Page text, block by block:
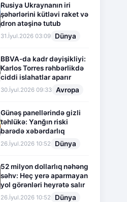
Rusiya Ukraynanın iri
şəhərlərini kütləvi raket və
dron atəşinə tutub
31.İyul.2026 03:09 Dünya
BBVA-da kadr dəyişikliyi:
Karlos Torres rəhbərlikdə
ciddi islahatlar aparır
30.İyul.2026 09:33 Avropa
Günəş panellərində gizli
təhlükə: Yanğın riski
barədə xəbərdarlıq
26.İyul.2026 10:52 Dünya
52 milyon dollarlıq nəhəng
səhv: Heç yerə aparmayan
yol görənləri heyrətə salır
26.İyul.2026 10:52 Dünya